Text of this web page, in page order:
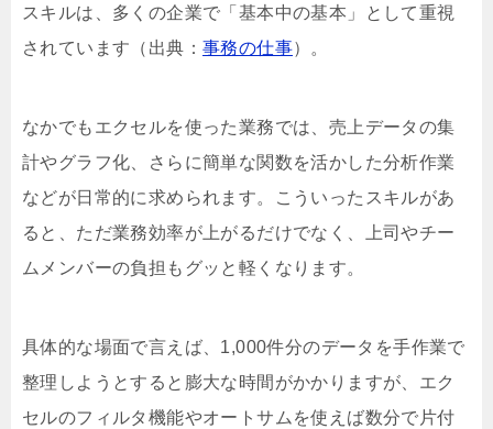
スキルは、多くの企業で「基本中の基本」として重視
されています（出典： 事務の仕事）。
なかでもエクセルを使った業務では、売上データの集
計やグラフ化、さらに簡単な関数を活かした分析作業
などが日常的に求められます。こういったスキルがあ
ると、ただ業務効率が上がるだけでなく、上司やチー
ムメンバーの負担もグッと軽くなります。
具体的な場面で言えば、1,000件分のデータを手作業で
整理しようとすると膨大な時間がかかりますが、エク
セルのフィルタ機能やオートサムを使えば数分で片付